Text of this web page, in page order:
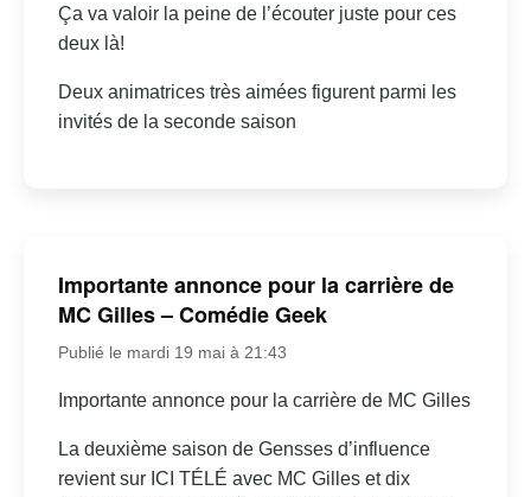
Ça va valoir la peine de l’écouter juste pour ces
deux là!
Deux animatrices très aimées figurent parmi les
invités de la seconde saison
Importante annonce pour la carrière de
MC Gilles – Comédie Geek
Publié le mardi 19 mai à 21:43
Importante annonce pour la carrière de MC Gilles
La deuxième saison de Gensses d’influence
revient sur ICI TÉLÉ avec MC Gilles et dix